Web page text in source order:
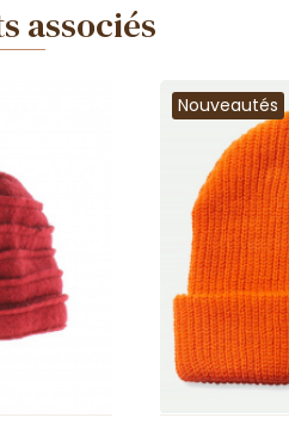
associés
Nouveautés